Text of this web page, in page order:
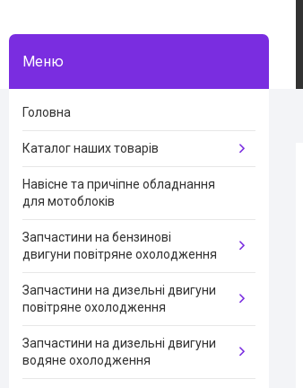
Головна
Каталог наших товарів
Навісне та причіпне обладнання
для мотоблоків
Запчастини на бензинові
двигуни повітряне охолодження
Запчастини на дизельні двигуни
повітряне охолодження
Запчастини на дизельні двигуни
водяне охолодження